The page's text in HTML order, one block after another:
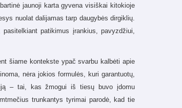
jaunoji karta gyvena visiškai kitokioje
nuolat dalijamas tarp daugybės dirgiklių.
patikimus įrankius, pavyzdžiui,
šiame kontekste ypač svarbu kalbėti apie
nėra jokios formulės, kuri garantuotų,
– tai, kas žmogui iš tiesų buvo įdomu
trunkantys tyrimai parodė, kad tie